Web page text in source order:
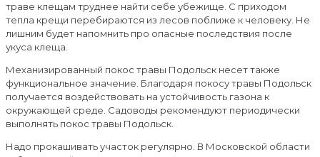
траве клещам труднее найти себе убежище. С приходом
тепла крещи перебираются из лесов поближе к человеку. Не
лишним будет напомнить про опасные последствия после
укуса клеща.
Механизированный покос травы Подольск несет также
функциональное значение. Благодаря покосу травы Подольск
получается воздействовать на устойчивость газона к
окружающей среде. Садоводы рекомендуют периодически
выполнять покос травы Подольск.
Надо прокашивать участок регулярно. В Московской области